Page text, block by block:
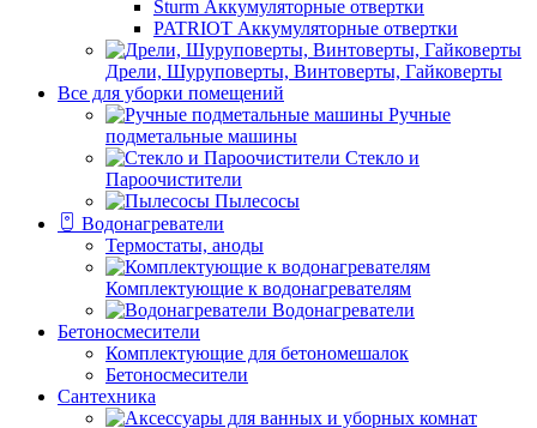
Sturm Аккумуляторные отвертки
PATRIOT Аккумуляторные отвертки
Дрели, Шуруповерты, Винтоверты, Гайковерты
Все для уборки помещений
Ручные
подметальные машины
Стекло и
Пароочистители
Пылесосы
Водонагреватели
Термостаты, аноды
Комплектующие к водонагревателям
Водонагреватели
Бетоносмесители
Комплектующие для бетономешалок
Бетоносмесители
Сантехника